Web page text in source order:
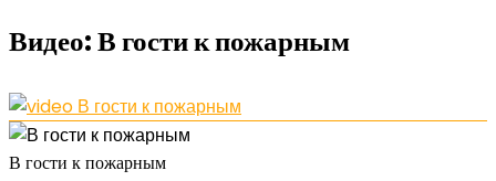
Видео:В гости к пожарным
В гости к пожарным